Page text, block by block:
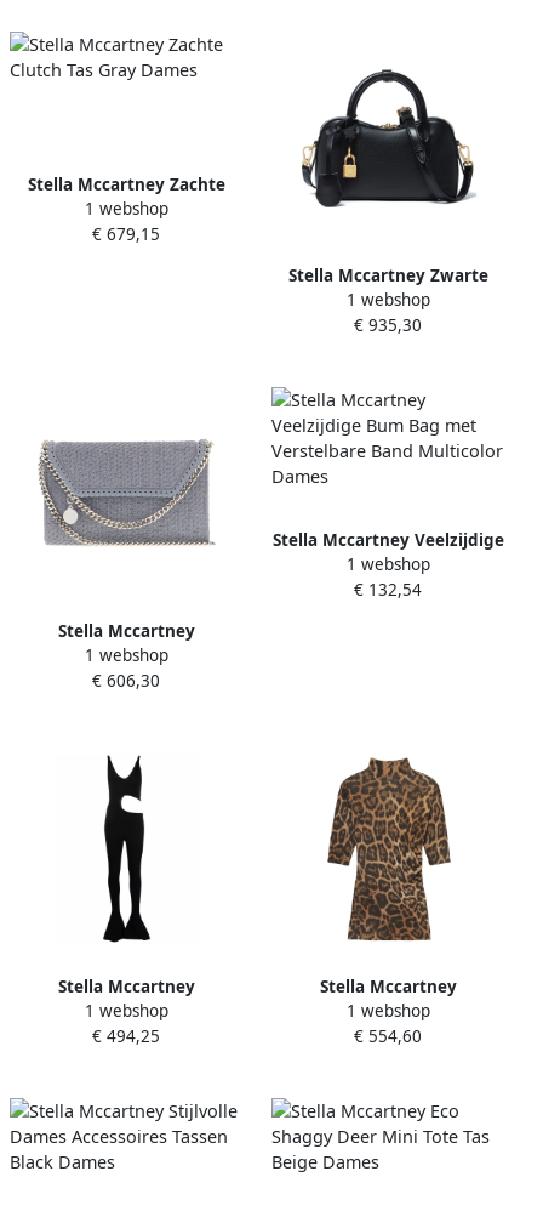
Stella Mccartney Zachte
Clutch Tas Gray Dames
1 webshop
€ 679,15
Stella Mccartney Zwarte
Ryder Schoudertas Black
Dames
1 webshop
€ 935,30
Stella Mccartney
Schoudertassen Gray
Dames
1 webshop
€ 606,30
Stella Mccartney Veelzijdige
Bum Bag met Verstelbare
Band Multicolor Dames
1 webshop
€ 132,54
Stella Mccartney
Asymmetrische Cut Out
Jumpsuit Black Dames
1 webshop
€ 494,25
Stella Mccartney
Luipaardprint hoge hals top
Brown Dames
1 webshop
€ 554,60